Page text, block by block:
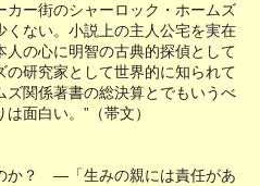
カー街のシャーロック・ホームズ
ない。小説上の主人公宅を実在
人の心に明智の古典的探偵として
研究家として世界的に知られて
ズ関係著書の総決算とでもいうべ
面白い。”（帯文）
か？ ―「生みの親には責任があ